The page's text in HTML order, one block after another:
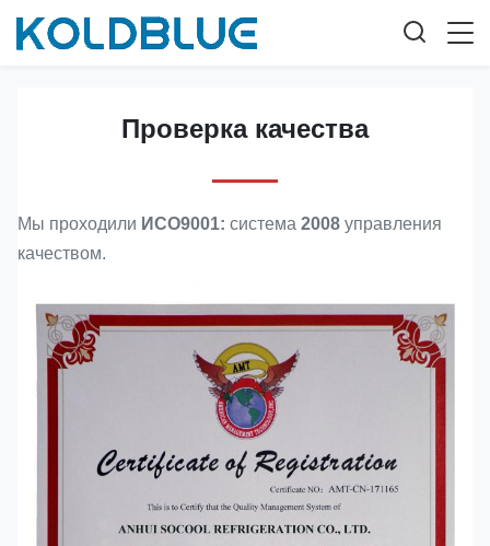
Проверка качества
Мы проходили ИСО9001: система 2008 управления
качеством.